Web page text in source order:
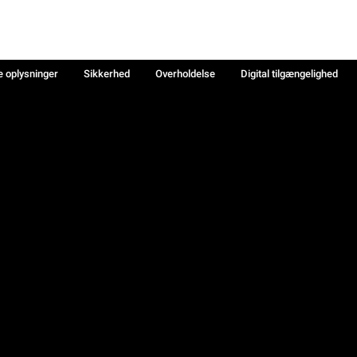
oplysninger Sikkerhed Overholdelse
Digital tilgængelighed